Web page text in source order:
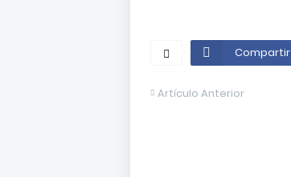
Compartir
Artículo Anterior